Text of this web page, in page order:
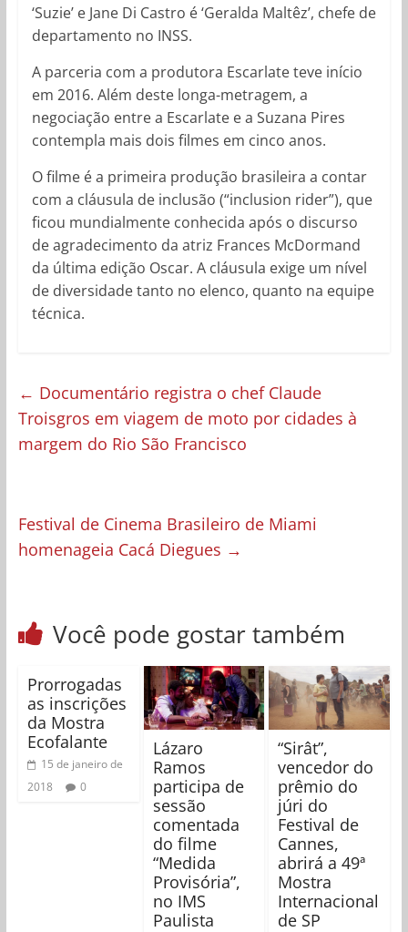
‘Suzie’ e Jane Di Castro é ‘Geralda Maltêz’, chefe de
departamento no INSS.
A parceria com a produtora Escarlate teve início
em 2016. Além deste longa-metragem, a
negociação entre a Escarlate e a Suzana Pires
contempla mais dois filmes em cinco anos.
O filme é a primeira produção brasileira a contar
com a cláusula de inclusão (“inclusion rider”), que
ficou mundialmente conhecida após o discurso
de agradecimento da atriz Frances McDormand
da última edição Oscar. A cláusula exige um nível
de diversidade tanto no elenco, quanto na equipe
técnica.
← Documentário registra o chef Claude
Troisgros em viagem de moto por cidades à
margem do Rio São Francisco
Festival de Cinema Brasileiro de Miami
homenageia Cacá Diegues →
Você pode gostar também
Prorrogadas
as inscrições
da Mostra
Ecofalante
15 de janeiro de
2018
0
Lázaro
Ramos
participa de
sessão
comentada
do filme
“Medida
Provisória”,
no IMS
Paulista
“Sirât”,
vencedor do
prêmio do
júri do
Festival de
Cannes,
abrirá a 49ª
Mostra
Internacional
de SP